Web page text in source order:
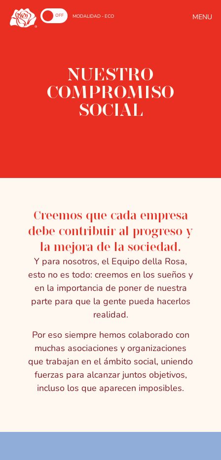
ON OFF MODALIDAD - ECO
NUESTRO
COMPROMISO
SOCIAL
Creemos que cada empresa
debe contribuir al progreso y
la mejora de la sociedad.
Y para nosotros, el Equipo della Rosa,
esto no es todo: creemos en los sueños y
en la importancia de poner de nuestra
parte para que la gente pueda hacerlos
realidad.
Por eso siempre hemos colaborado con
muchas asociaciones y organizaciones
que trabajan en el ámbito social, uniendo
fuerzas para alcanzar juntos objetivos,
incluso los que aparecen imposibles.